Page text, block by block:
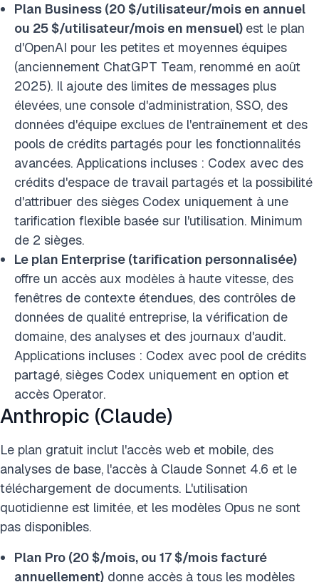
Plan Business (20 $/utilisateur/mois en annuel
ou 25 $/utilisateur/mois en mensuel) est le plan
d'OpenAI pour les petites et moyennes équipes
(anciennement ChatGPT Team, renommé en août
2025). Il ajoute des limites de messages plus
élevées, une console d'administration, SSO, des
données d'équipe exclues de l'entraînement et des
pools de crédits partagés pour les fonctionnalités
avancées. Applications incluses : Codex avec des
crédits d'espace de travail partagés et la possibilité
d'attribuer des sièges Codex uniquement à une
tarification flexible basée sur l'utilisation. Minimum
de 2 sièges.
Le plan Enterprise (tarification personnalisée)
offre un accès aux modèles à haute vitesse, des
fenêtres de contexte étendues, des contrôles de
données de qualité entreprise, la vérification de
domaine, des analyses et des journaux d'audit.
Applications incluses : Codex avec pool de crédits
partagé, sièges Codex uniquement en option et
accès Operator.
Anthropic (Claude)
Le plan gratuit inclut l'accès web et mobile, des
analyses de base, l'accès à Claude Sonnet 4.6 et le
téléchargement de documents. L'utilisation
quotidienne est limitée, et les modèles Opus ne sont
pas disponibles.
Plan Pro (20 $/mois, ou 17 $/mois facturé
annuellement) donne accès à tous les modèles